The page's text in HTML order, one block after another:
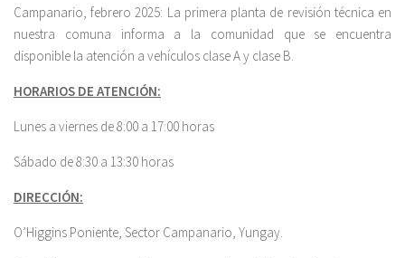
Campanario, febrero 2025: La primera planta de revisión técnica en
nuestra comuna informa a la comunidad que se encuentra
disponible la atención a vehículos clase A y clase B.
HORARIOS DE ATENCIÓN:
Lunes a viernes de 8:00 a 17:00 horas
Sábado de 8:30 a 13:30 horas
DIRECCIÓN:
O’Higgins Poniente, Sector Campanario, Yungay.